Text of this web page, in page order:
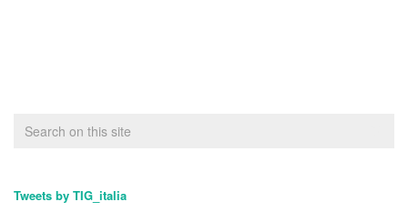
Tweets by TIG_italia